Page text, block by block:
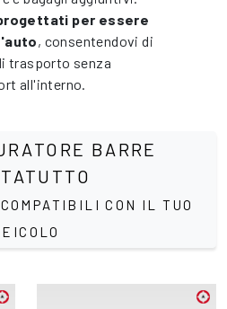
per essere
, consentendovi di
trasporto senza
all'interno.
BARRE
CON IL TUO